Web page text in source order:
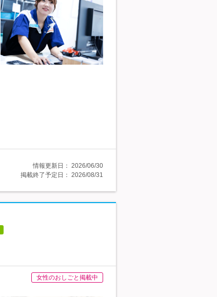
情報更新日： 2026/06/30
掲載終了予定日： 2026/08/31
女性のおしごと掲載中